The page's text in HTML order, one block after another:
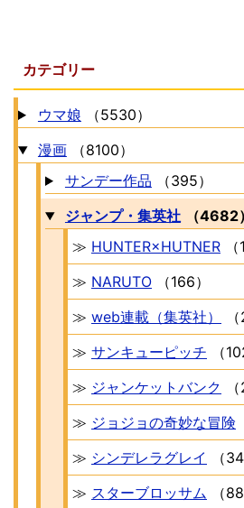
カテゴリー
ウマ娘
（5530）
漫画
（8100）
サンデー作品
（395）
ジャンプ・集英社
（4682）
≫ HUNTER×HUTNER
≫ NARUTO
（166）
≫ web連載（集英社）
≫ サンキューピッチ
（
≫ ジャンケットバンク
≫ ジョジョの奇妙な冒険
≫ シンデレラグレイ
（
≫ スターブロッサム
（88